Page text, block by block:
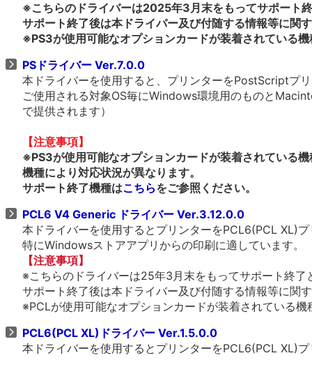
※こちらのドライバーは2025年3月末をもってサポート
サポート終了後は本ドライバー及び付随する情報等に関
※PS3が使用可能なオプションカードが装着されている
PSドライバー Ver.7.0.0
本ドライバーを使用すると、プリンターをPostScriptプ
ご使用される対象OS毎にWindows環境用のものと
で提供されます）
【注意事項】
※PS3が使用可能なオプションカードが装着されている
機種により対応状況が異なります。
サポート終了機種はこちらをご参照ください。
PCL6 V4 Generic ドライバー Ver.3.12.0.0
本ドライバーを使用するとプリンターをPCL6(PCL XL)
特にWindowsストアアプリからの印刷に適しています。
【注意事項】
※こちらのドライバーは25年3月末をもってサポート終了
サポート終了後は本ドライバー及び付随する情報等に関
※PCLが使用可能なオプションカードが装着されている
PCL6(PCL XL)ドライバー Ver.1.5.0.0
本ドライバーを使用するとプリンターをPCL6(PCL XL)